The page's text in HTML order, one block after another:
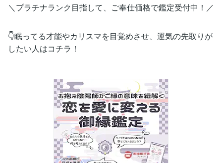
＼プラチナランク目指して、ご奉仕価格で鑑定受付中！／
👇眠ってる才能やカリスマを目覚めさせ、運気の先取りが
したい人はコチラ！